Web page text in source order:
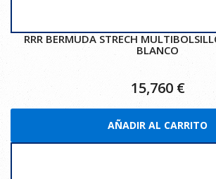
RRR BERMUDA STRECH
BLANCO
15,760€
AÑADIR AL CARRITO